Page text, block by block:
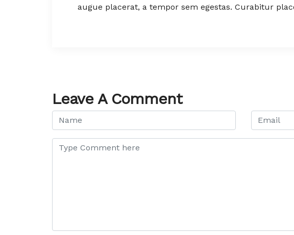
augue placerat, a tempor sem egestas. Curabitur
Leave A Comment